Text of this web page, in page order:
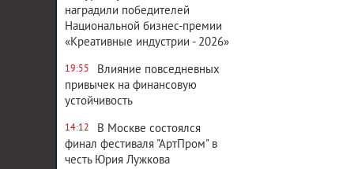
наградили победителей
Национальной бизнес-премии
«Креативные индустрии - 2026»
19:55
Влияние повседневных
привычек на финансовую
устойчивость
14:12
В Москве состоялся
финал фестиваля "АртПром" в
честь Юрия Лужкова